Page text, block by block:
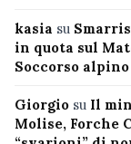
kasia su
in quota sul
Soccorso alpino
Giorgio su Il
Molise, Forche